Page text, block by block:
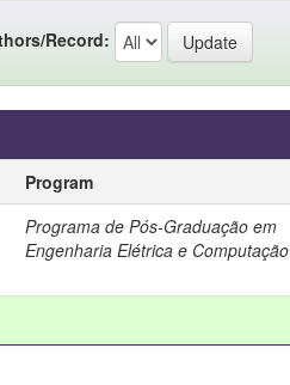
Record:
Program
Programa de Pós-Graduação em
Engenharia Elétrica e Computação